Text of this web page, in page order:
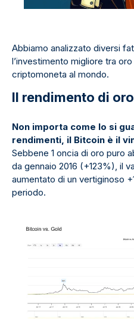
Abbiamo analizzato diversi
l’investimento migliore tra
criptomoneta al mondo.
Il rendimento di
Non importa come lo si
rendimenti, il Bitcoin è il
Sebbene 1 oncia di oro puro
da gennaio 2016 (+123%), il
aumentato di un vertiginoso
periodo.